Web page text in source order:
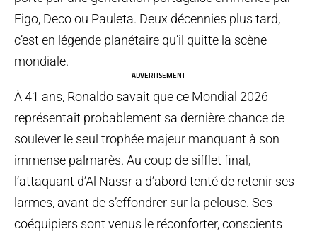
Figo, Deco ou Pauleta. Deux décennies plus tard,
c’est en légende planétaire qu’il quitte la scène
mondiale.
- ADVERTISEMENT -
À 41 ans, Ronaldo savait que ce Mondial 2026
représentait probablement sa dernière chance de
soulever le seul trophée majeur manquant à son
immense palmarès. Au coup de sifflet final,
l’attaquant d’Al Nassr a d’abord tenté de retenir ses
larmes, avant de s’effondrer sur la pelouse. Ses
coéquipiers sont venus le réconforter, conscients